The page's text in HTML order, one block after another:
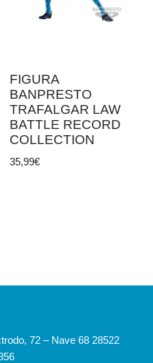
FIGURA
BANPRESTO
TRAFALGAR LAW
BATTLE RECORD
COLLECTION
35,99€
72 – Nave 68 28522